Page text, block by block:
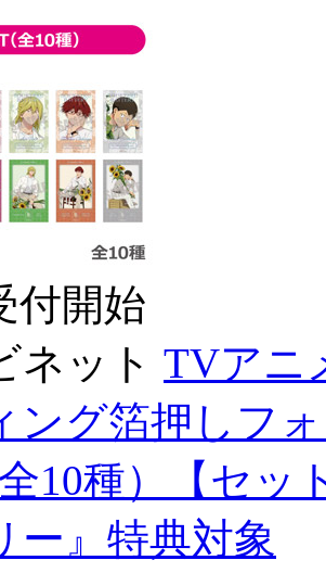
付開始
ネット TVアニ
ング箔押しフ
10種）【セ
ー』特典対象